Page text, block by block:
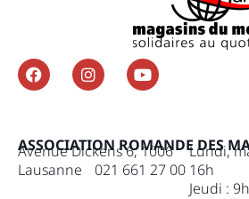
ASSOCIATION ROMANDE DES
Avenue Dickens 6, 1006
Lausanne 021 661 27 00
Lundi,
16h
Jeudi :